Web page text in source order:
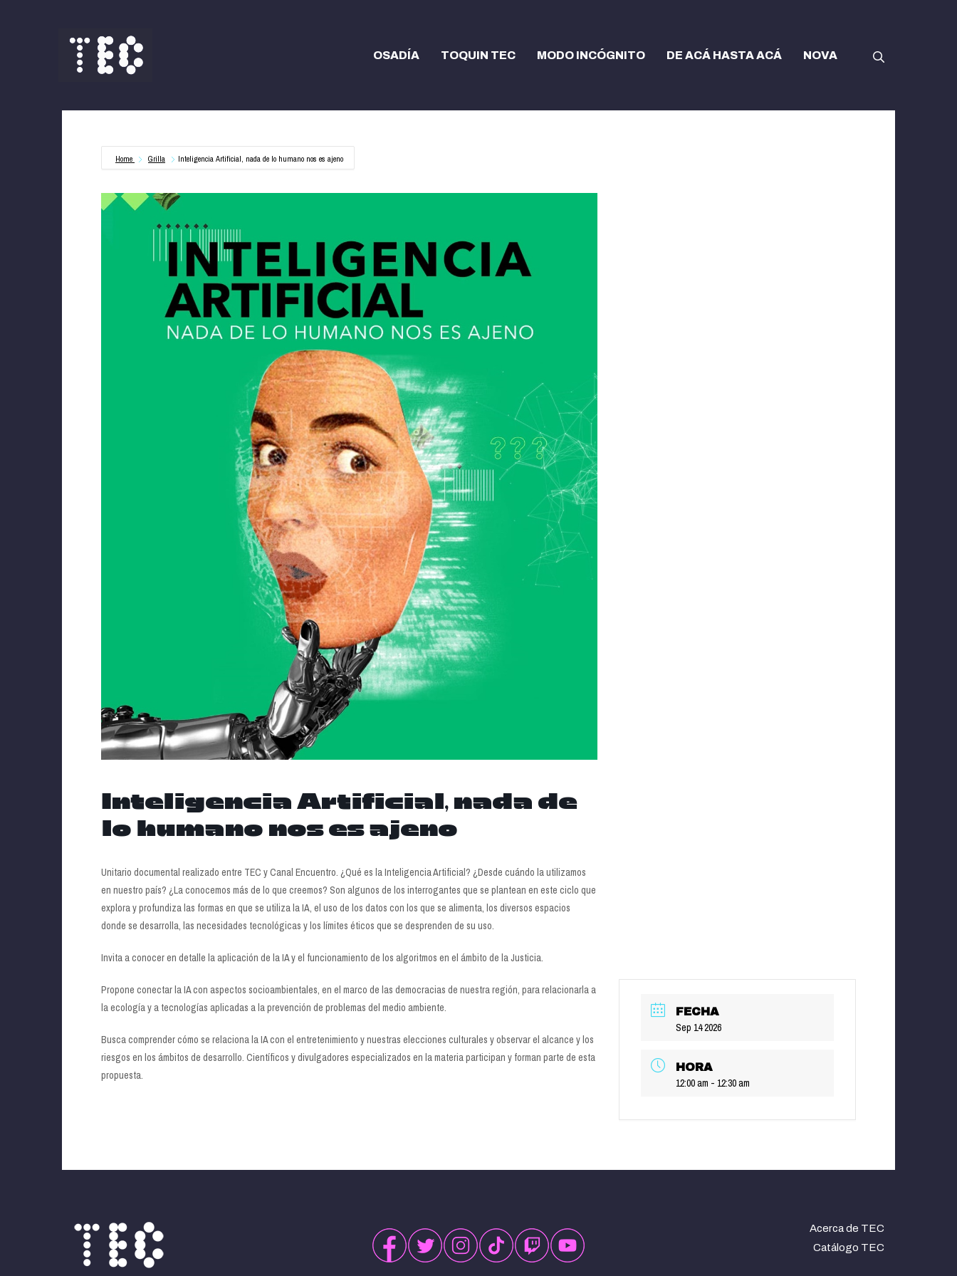
OSADÍA TOQUIN TEC MODO INCÓGNITO DE ACÁ HASTA ACÁ NOVA
Home Grilla Inteligencia Artificial, nada de lo humano nos es ajeno
Inteligencia Artificial, nada de
lo humano nos es ajeno
Unitario documental realizado entre TEC y Canal Encuentro. ¿Qué es la Inteligencia Artificial? ¿Desde cuándo la utilizamos
en nuestro país? ¿La conocemos más de lo que creemos? Son algunos de los interrogantes que se plantean en este ciclo que
explora y profundiza las formas en que se utiliza la IA, el uso de los datos con los que se alimenta, los diversos espacios
donde se desarrolla, las necesidades tecnológicas y los límites éticos que se desprenden de su uso.
Invita a conocer en detalle la aplicación de la IA y el funcionamiento de los algoritmos en el ámbito de la Justicia.
Propone conectar la IA con aspectos socioambientales, en el marco de las democracias de nuestra región, para relacionarla a
la ecología y a tecnologías aplicadas a la prevención de problemas del medio ambiente.
Busca comprender cómo se relaciona la IA con el entretenimiento y nuestras elecciones culturales y observar el alcance y los
riesgos en los ámbitos de desarrollo. Científicos y divulgadores especializados en la materia participan y forman parte de esta
propuesta.
FECHA
Sep 14 2026
HORA
12:00 am - 12:30 am
Acerca de TEC
Catálogo TEC